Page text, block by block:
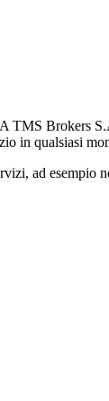
Brokers
in qualsiasi
ad esempio